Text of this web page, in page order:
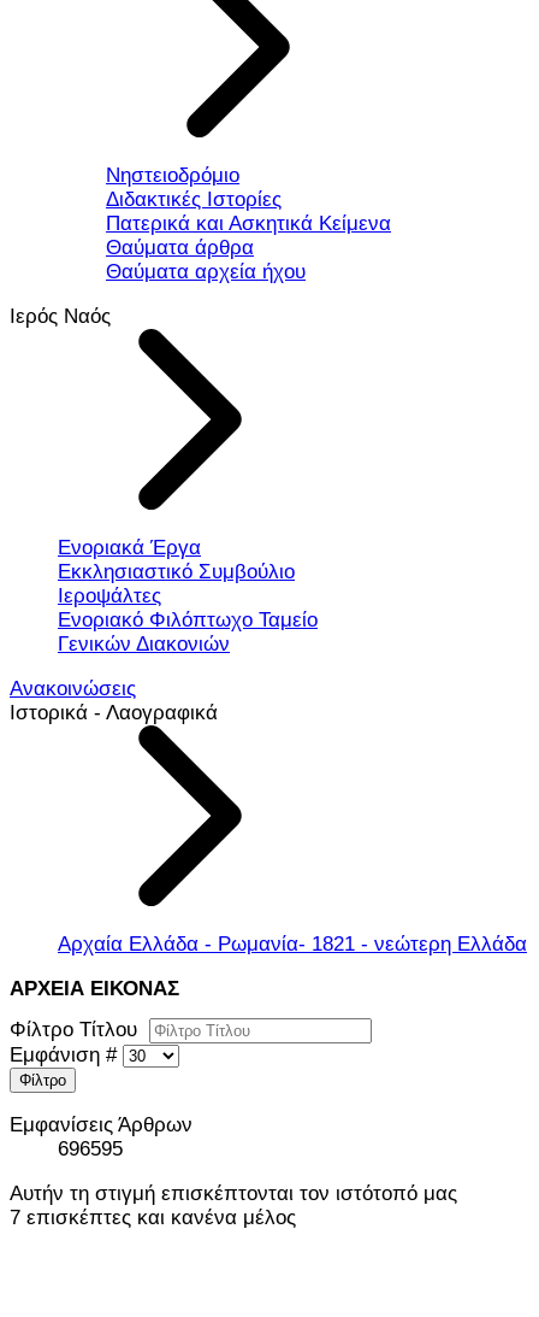
Νηστειοδρόμιο
Διδακτικές Ιστορίες
Πατερικά και Ασκητικά Κείμενα
Θαύματα άρθρα
Θαύματα αρχεία ήχου
Ιερός Ναός
Ενοριακά Έργα
Εκκλησιαστικό Συμβούλιο
Ιεροψάλτες
Ενοριακό Φιλόπτωχο Ταμείο
Γενικών Διακονιών
Ανακοινώσεις
Ιστορικά - Λαογραφικά
Αρχαία Ελλάδα - Ρωμανία- 1821 - νεώτερη Ελλάδα
ΑΡΧΕΙΑ ΕΙΚΟΝΑΣ
Φίλτρο Τίτλου
Εμφάνιση #
Φίλτρο
Εμφανίσεις Άρθρων
696595
Αυτήν τη στιγμή επισκέπτονται τον ιστότοπό μας
7 επισκέπτες και κανένα μέλος